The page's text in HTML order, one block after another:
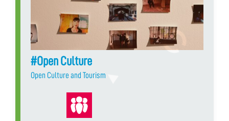
#Open Culture
Open Culture and Tourism